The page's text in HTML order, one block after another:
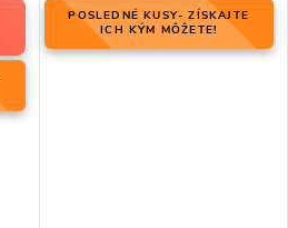
POSLEDNÉ KUSY- ZÍSKAJTE
ICH KÝM MÔŽETE!